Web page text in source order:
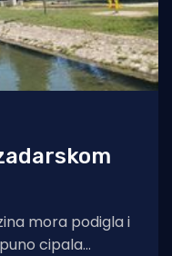
mora podigla i
cipala